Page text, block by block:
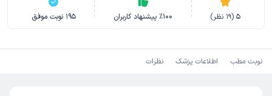
5
(
19 نظر) ٪100 پیشنهاد کاربران 195 نوبت موفق
نوبت مطب اطلاعات پزشک نظرات